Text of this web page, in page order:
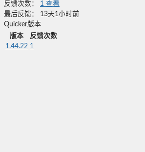
反馈次数：
1 查看
最后反馈：
13天1小时前
Quicker版本
版本
反馈次数
1.44.22 1